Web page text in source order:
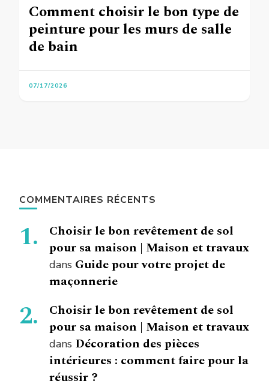
Comment choisir le bon type de
peinture pour les murs de salle
de bain
07/17/2026
COMMENTAIRES RÉCENTS
Choisir le bon revêtement de sol
pour sa maison | Maison et travaux
dans Guide pour votre projet de
maçonnerie
Choisir le bon revêtement de sol
pour sa maison | Maison et travaux
dans Décoration des pièces
intérieures : comment faire pour la
réussir ?